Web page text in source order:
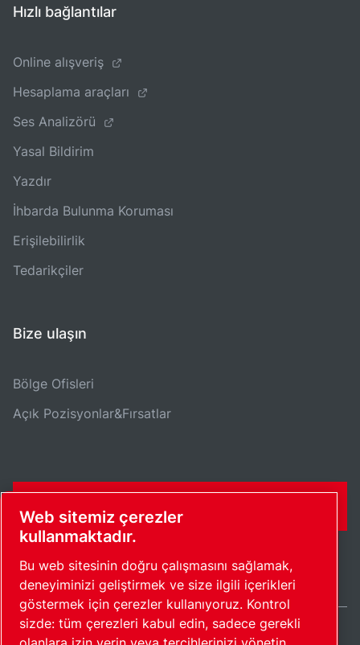
Hızlı bağlantılar
Online alışveriş
Hesaplama araçları
Ses Analizörü
Yasal Bildirim
Yazdır
İhbarda Bulunma Koruması
Erişilebilirlik
Tedarikçiler
Bize ulaşın
Bölge Ofisleri
Açık Pozisyonlar&Fırsatlar
Web sitemiz çerezler
kullanmaktadır.
Bu web sitesinin doğru çalışmasını sağlamak,
deneyiminizi geliştirmek ve size ilgili içerikleri
göstermek için çerezler kullanıyoruz. Kontrol
sizde: tüm çerezleri kabul edin, sadece gerekli